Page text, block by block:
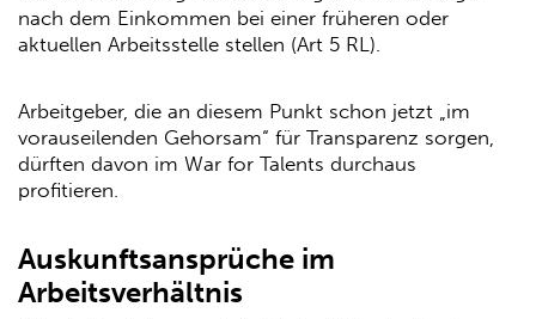
nach dem Einkommen bei einer früheren oder
aktuellen Arbeitsstelle stellen (Art 5 RL).
Arbeitgeber, die an diesem Punkt schon jetzt „im
vorauseilenden Gehorsam“ für Transparenz sorgen,
dürften davon im War for Talents durchaus
profitieren.
Auskunftsansprüche im
Arbeitsverhältnis